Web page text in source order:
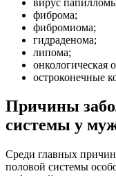
фиброма;
фибромиома;
гидраденома;
липома;
онкологическая
остроконечные
Причины
системы у
Среди главных
половой системы